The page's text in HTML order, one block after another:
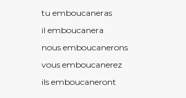
tu emboucaneras
il emboucanera
nous emboucanerons
vous emboucanerez
ils emboucaneront